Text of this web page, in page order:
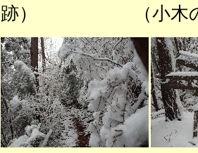
跡） （小木の垂